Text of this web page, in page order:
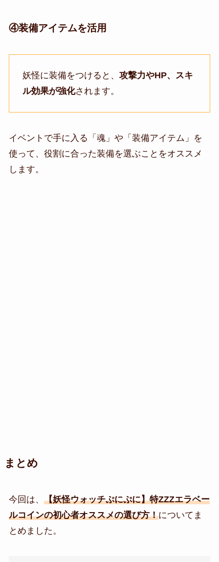
④装備アイテムを活用
妖怪に装備をつけると、 攻撃力やHP、スキ
ル効果が強化されます。
イベントで手に入る「魂」や「装備アイテム」を
使って、役割に合った装備を選ぶことをオススメ
します。
まとめ
今回は、 【妖怪ウォッチぷにぷに】特ZZZエラベー
ルコインの初心者オススメの選び方！についてま
とめました。